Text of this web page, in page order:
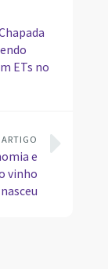
ETs no
e
vinho
nasceu